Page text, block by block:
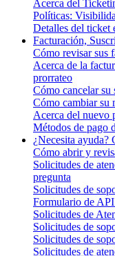
Acerca del
Políticas:
Detalles del ticket
Facturación,
Cómo revisar sus
Acerca de la
prorrateo
Cómo cancelar su
Cómo cambiar su
Acerca del nuevo
Métodos de pago
¿Necesita ayuda?
Cómo abrir y
Solicitudes de
pregunta
Solicitudes de
Formulario de
Solicitudes de
Solicitudes de
Solicitudes de
Solicitudes de